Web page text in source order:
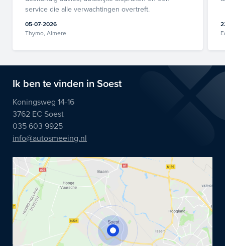
service die alle verwachtingen overtreft.
05-07-2026
Thymo, Almere
Ik ben te vinden in Soest
Koningsweg 14-16
3762 EC Soest
035 603 9925
info@autosmeeing.nl